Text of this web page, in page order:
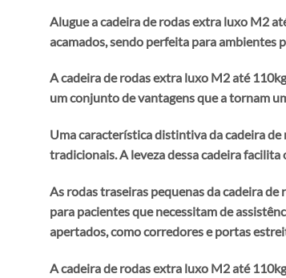
Alugue a cadeira de rodas extra luxo M2
acamados, sendo perfeita para ambientes
A cadeira de rodas extra luxo M2 até
um conjunto de vantagens que a tornam
Uma característica distintiva da cadeira
tradicionais. A leveza dessa cadeira
As rodas traseiras pequenas da cadeira
para pacientes que necessitam de
apertados, como corredores e portas
A cadeira de rodas extra luxo M2 até